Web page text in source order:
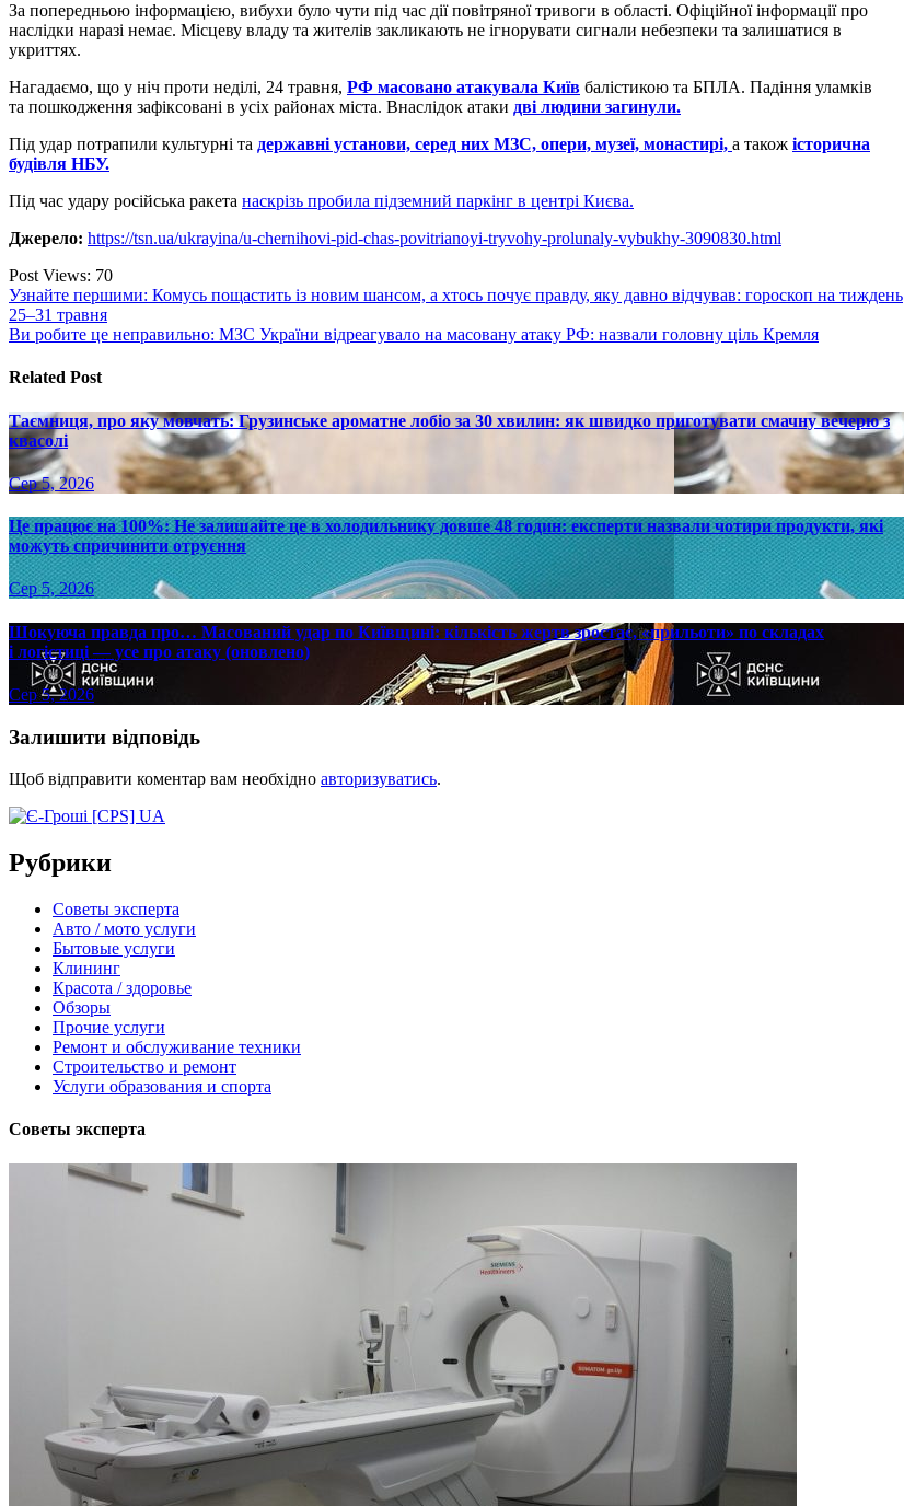
За попередньою інформацією, вибухи було чути під час дії повітряної тривоги в області. Офіційної інформації про
наслідки наразі немає. Місцеву владу та жителів закликають не ігнорувати сигнали небезпеки та залишатися в
укриттях.
Нагадаємо, що у ніч проти неділі, 24 травня, РФ масовано атакувала Київ балістикою та БПЛА. Падіння уламків
та пошкодження зафіксовані в усіх районах міста. Внаслідок атаки дві людини загинули.
Під удар потрапили культурні та державні установи, серед них МЗС, опери, музеї, монастирі, а також історична
будівля НБУ.
Під час удару російська ракета наскрізь пробила підземний паркінг в центрі Києва.
Джерело: https://tsn.ua/ukrayina/u-chernihovi-pid-chas-povitrianoyi-tryvohy-prolunaly-vybukhy-3090830.html
Post Views: 70
Навігація
записів
Узнайте першими: Комусь пощастить із новим шансом, а хтось почує правду, яку давно відчував: гороскоп на тиждень
25–31 травня
Ви робите це неправильно: МЗС України відреагувало на масовану атаку РФ: назвали головну ціль Кремля
Related Post
Таємниця, про яку мовчать: Грузинське ароматне лобіо за 30 хвилин: як швидко приготувати смачну вечерю з
квасолі
Сер 5, 2026
Це працює на 100%: Не залишайте це в холодильнику довше 48 годин: експерти назвали чотири продукти, які
можуть спричинити отруєння
Сер 5, 2026
Шокуюча правда про… Масований удар по Київщині: кількість жертв зростає, «прильоти» по складах
і логістиці — усе про атаку (оновлено)
Сер 5, 2026
Залишити відповідь
Щоб відправити коментар вам необхідно авторизуватись.
Рубрики
Советы эксперта
Авто / мото услуги
Бытовые услуги
Клининг
Красота / здоровье
Обзоры
Прочие услуги
Ремонт и обслуживание техники
Строительство и ремонт
Услуги образования и спорта
Советы эксперта